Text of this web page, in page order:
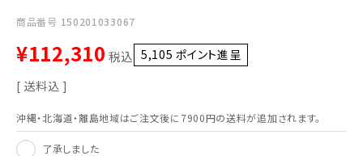
商品番号 150201033067
¥112,310 税込 5,105 ポイント進呈 ]
送料込
沖縄・北海道・離島地域はご注文後に7900円の送料が追加されます。
了承しました